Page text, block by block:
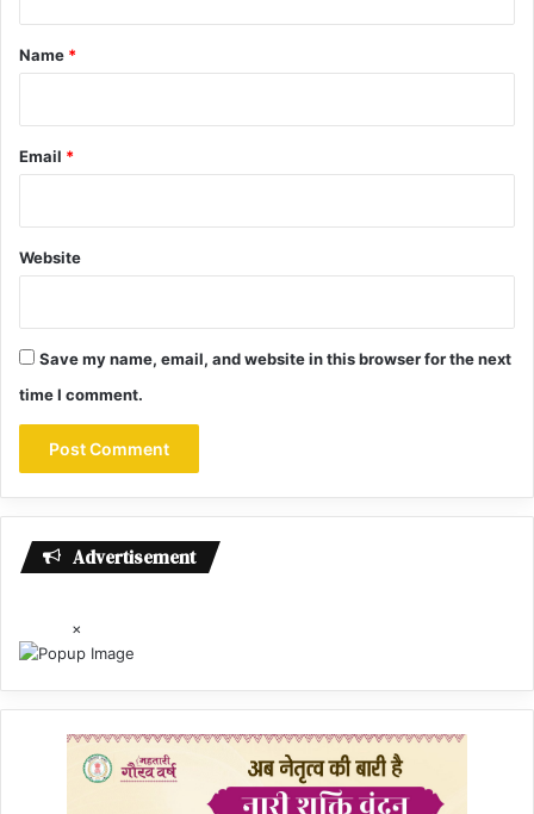
*
Name *
Email *
Website
Save my name, email, and website in this browser for the next
time I comment.
Advertisement
×